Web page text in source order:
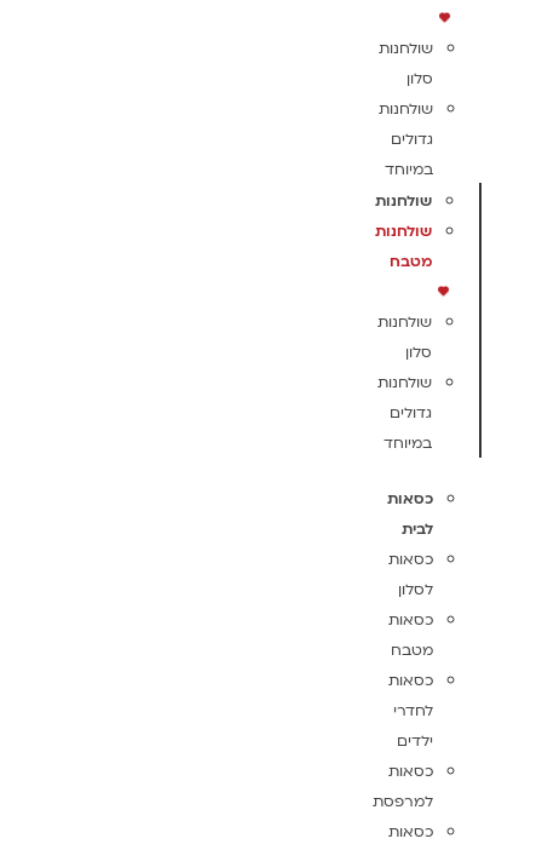
שולחנות
סלון
שולחנות
גדולים
במיוחד
שולחנות
שולחנות
מטבח
שולחנות
סלון
שולחנות
גדולים
במיוחד
כסאות
לבית
כסאות
לסלון
כסאות
מטבח
כסאות
לחדרי
ילדים
כסאות
למרפסת
כסאות